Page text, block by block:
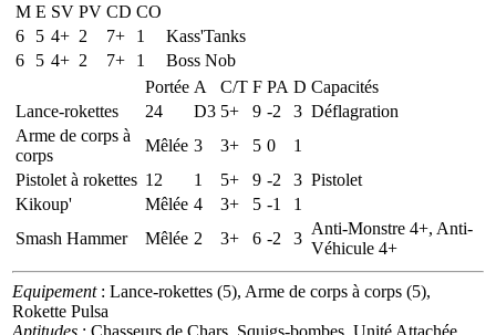
M E SV PV CD CO
6
5 4+ 2 7+ 1
Kass'Tanks
6
5 4+ 2 7+ 1
Boss Nob
Portée A C/T F PA D Capacités
Lance-rokettes
24 D3 5+ 9 -2 3 Déflagration
Arme de corps à
corps
Mêlée 3 3+ 5 0
1
Pistolet à rokettes 12 1 5+ 9 -2 3 Pistolet
Kikoup'
Mêlée 4 3+ 5 -1
1
Smash Hammer
Mêlée 2 3+ 6 -2 3
Anti-Monstre 4+, Anti-
Véhicule 4+
Equipement: Lance-rokettes (5), Arme de corps à corps (5),
Rokette Pulsa
Aptitudes : Chasseurs de Chars, Squigs-bombes, Unité Attachée